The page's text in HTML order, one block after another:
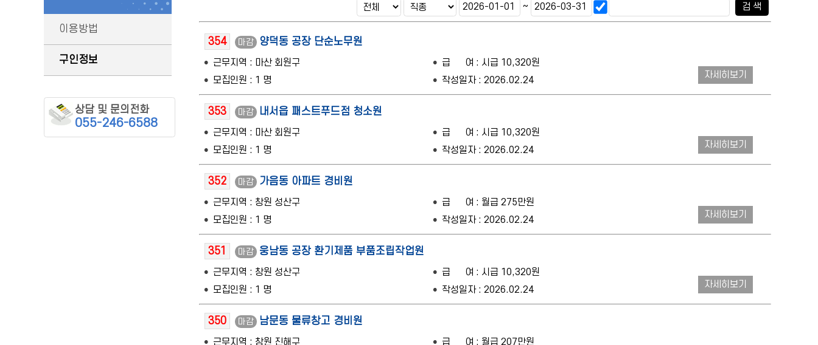
이용방법
구인정보
상담 및 문의전화
055-246-6588
~ 검 색
354 마감 양덕동 공장 단순노무원
근무지역 : 마산 회원구
급 여 : 시급 10,320원
모집인원 : 1 명
작성일자 : 2026.02.24 자세히보기
353 마감 내서읍 패스트푸드점 청소원
근무지역 : 마산 회원구
급 여 : 시급 10,320원
모집인원 : 1 명
작성일자 : 2026.02.24 자세히보기
352 마감 가음동 아파트 경비원
근무지역 : 창원 성산구
급 여 : 월급 275만원
모집인원 : 1 명
작성일자 : 2026.02.24 자세히보기
351 마감 웅남동 공장 환기제품 부품조립작업원
근무지역 : 창원 성산구
급 여 : 시급 10,320원
모집인원 : 1 명
작성일자 : 2026.02.24 자세히보기
350 마감 남문동 물류창고 경비원
근무지역 : 창원 진해구
급 여 : 월급 207만원